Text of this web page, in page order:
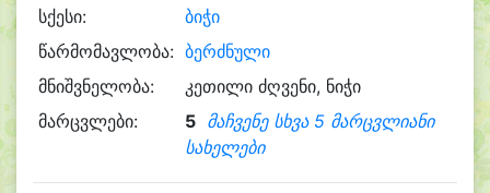
სქესი:
ბიჭი
წარმომავლობა: ბერძნული
მნიშვნელობა:
კეთილი ძღვენი, ნიჭი
მარცვლები:
5 მაჩვენე სხვა 5 მარცვლიანი
სახელები